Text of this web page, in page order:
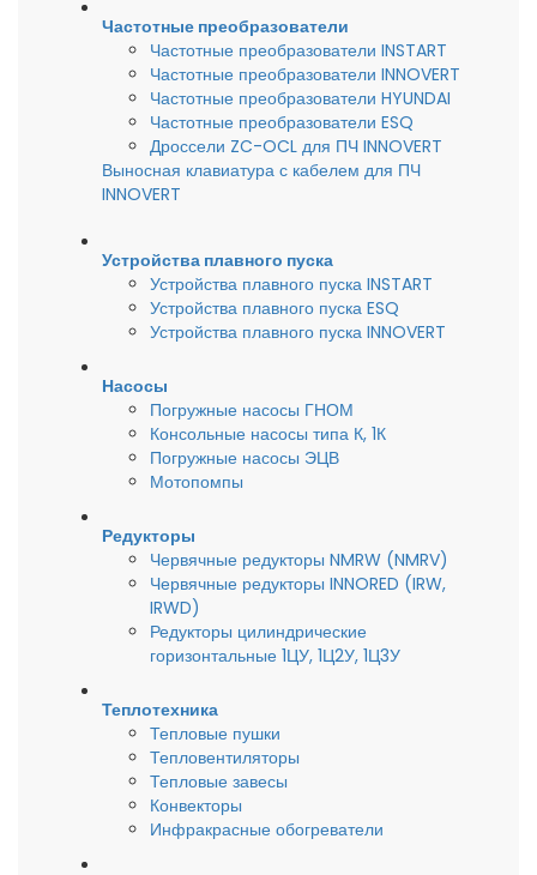
Частотные преобразователи
Частотные преобразователи INSTART
Частотные преобразователи INNOVERT
Частотные преобразователи HYUNDAI
Частотные преобразователи ESQ
Дроссели ZC-OCL для ПЧ INNOVERT
Выносная клавиатура с кабелем для ПЧ
INNOVERT
Устройства плавного пуска
Устройства плавного пуска INSTART
Устройства плавного пуска ESQ
Устройства плавного пуска INNOVERT
Насосы
Погружные насосы ГНОМ
Консольные насосы типа К, 1К
Погружные насосы ЭЦВ
Мотопомпы
Редукторы
Червячные редукторы NMRW (NMRV)
Червячные редукторы INNORED (IRW,
IRWD)
Редукторы цилиндрические
горизонтальные 1ЦУ, 1Ц2У, 1Ц3У
Теплотехника
Тепловые пушки
Тепловентиляторы
Тепловые завесы
Конвекторы
Инфракрасные обогреватели